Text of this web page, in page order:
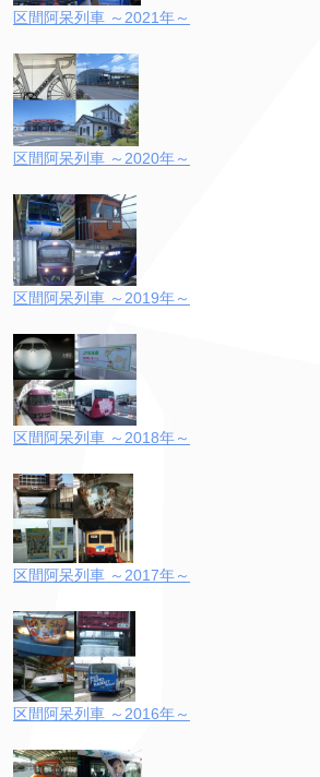
区間阿呆列車 ～2021年～
区間阿呆列車 ～2020年～
区間阿呆列車 ～2019年～
区間阿呆列車 ～2018年～
区間阿呆列車 ～2017年～
区間阿呆列車 ～2016年～